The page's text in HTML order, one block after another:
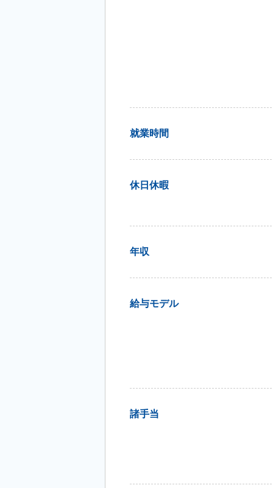
就業時間
休日休暇
年収
給与モデル
諸手当